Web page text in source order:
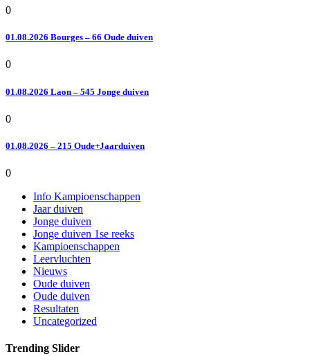
0
01.08.2026 Bourges – 66 Oude duiven
0
01.08.2026 Laon – 545 Jonge duiven
0
01.08.2026 – 215 Oude+Jaarduiven
0
Info Kampioenschappen
Jaar duiven
Jonge duiven
Jonge duiven 1se reeks
Kampioenschappen
Leervluchten
Nieuws
Oude duiven
Oude duiven
Resultaten
Uncategorized
Trending Slider